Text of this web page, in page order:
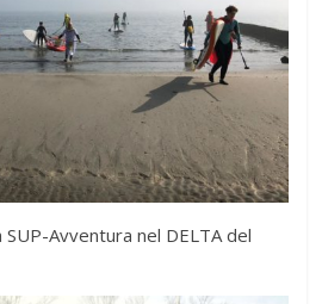
Avventura nel DELTA del